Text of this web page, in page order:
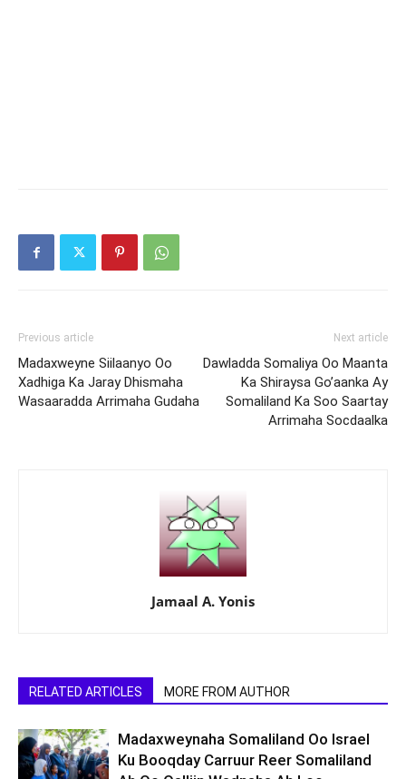
Previous article
Madaxweyne Siilaanyo Oo
Xadhiga Ka Jaray Dhismaha
Wasaaradda Arrimaha Gudaha
Next article
Dawladda Somaliya Oo Maanta
Ka Shiraysa Go’aanka Ay
Somaliland Ka Soo Saartay
Arrimaha Socdaalka
Jamaal A. Yonis
RELATED ARTICLES MORE FROM AUTHOR
Madaxweynaha Somaliland Oo Israel
Ku Booqday Carruur Reer Somaliland